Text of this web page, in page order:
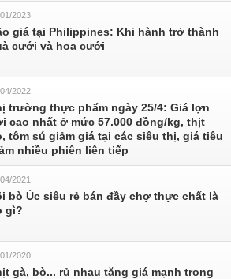
2023
giá tại Philippines: Khi hành trở thành
cưới và hoa cưới
2022
trường thực phẩm ngày 25/4: Giá lợn
cao nhất ở mức 57.000 đồng/kg, thịt
tôm sú giảm giá tại các siêu thị, giá tiêu
nhiều phiên liên tiếp
2021
bò Úc siêu rẻ bán đầy chợ thực chất là
gì?
2020
gà, bò... rủ nhau tăng giá mạnh trong